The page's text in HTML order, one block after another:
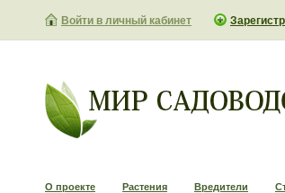
Войти в личный кабинет
О проекте Растения Вредители